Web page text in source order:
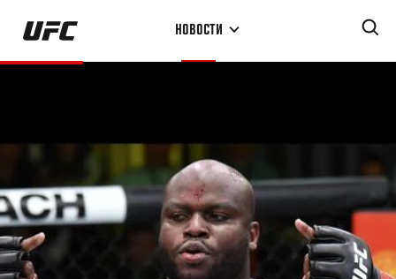
Перейти
основному
НОВОСТИ